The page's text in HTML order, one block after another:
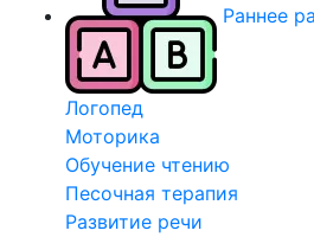
Раннее
Логопед
Моторика
Обучение чтению
Песочная терапия
Развитие речи